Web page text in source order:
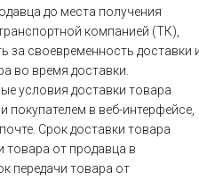
до места получения
компанией (ТК),
за своевременность доставки
во время доставки.
условия доставки товара
в веб-интерфейсе,
Срок доставки товара
товара от продавца в
передачи товара от